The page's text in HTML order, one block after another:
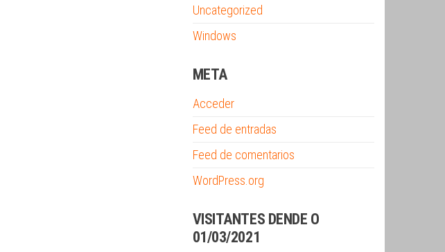
Uncategorized
Windows
META
Acceder
Feed de entradas
Feed de comentarios
WordPress.org
VISITANTES DENDE O
01/03/2021